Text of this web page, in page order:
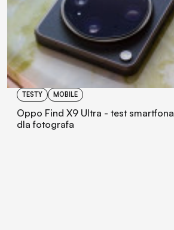
TESTY MOBILE
Oppo Find X9 Ultra - test smartfona
dla fotografa